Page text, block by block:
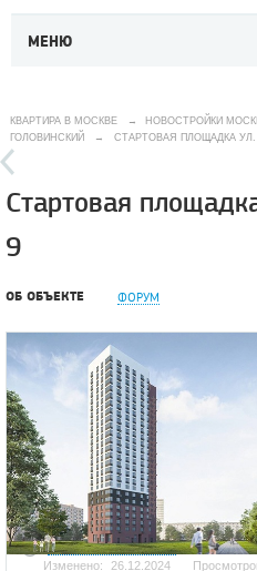
МЕНЮ
КВАРТИРА В МОСКВЕ → НОВОСТРОЙКИ
ГОЛОВИНСКИЙ
→ СТАРТОВАЯ ПЛОЩАДКА УЛ.
Стартовая
9
ОБ ОБЪЕКТЕ ФОРУМ
Добавить фотографию
Изменено:
26.12.2024